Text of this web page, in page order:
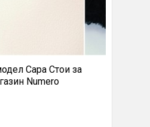
Сара Стои за
Numero